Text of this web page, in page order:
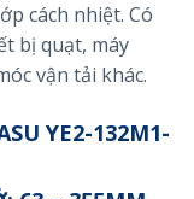
cách nhiệt. Có
bị quạt, máy
vận tải khác.
YE2-132M1-